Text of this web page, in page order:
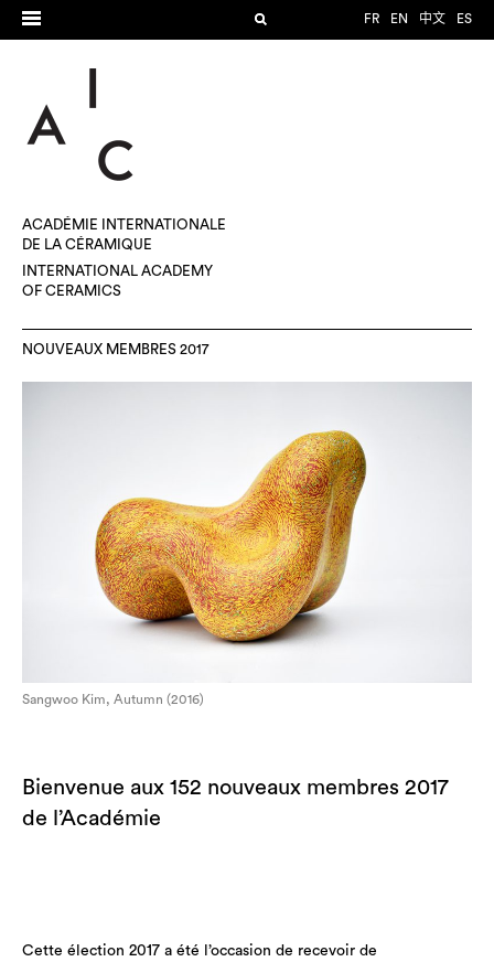
FR EN 中文 ES
ACADÉMIE INTERNATIONALE
DE LA CÉRAMIQUE
INTERNATIONAL ACADEMY
OF CERAMICS
NOUVEAUX MEMBRES 2017
Sangwoo Kim, Autumn (2016)
Bienvenue aux 152 nouveaux membres 2017
de l’Académie
Cette élection 2017 a été l’occasion de recevoir de